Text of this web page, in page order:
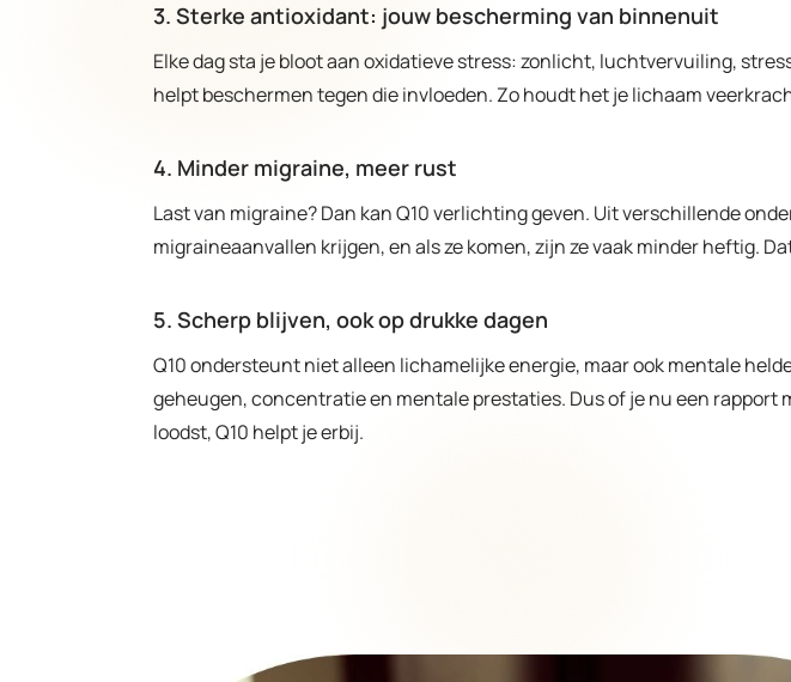
3. Sterke antioxidant: jouw bescherming van binnenuit
Elke dag sta je bloot aan oxidatieve stress: zonlicht, luchtvervuiling,
helpt beschermen tegen die invloeden. Zo houdt het je lichaam
4. Minder migraine, meer rust
Last van migraine? Dan kan Q10 verlichting geven. Uit verschillende
migraineaanvallen krijgen, en als ze komen, zijn ze vaak minder heftig.
5. Scherp blijven, ook op drukke dagen
Q10 ondersteunt niet alleen lichamelijke energie, maar ook mentale
geheugen, concentratie en mentale prestaties. Dus of je nu een
loodst, Q10 helpt je erbij.